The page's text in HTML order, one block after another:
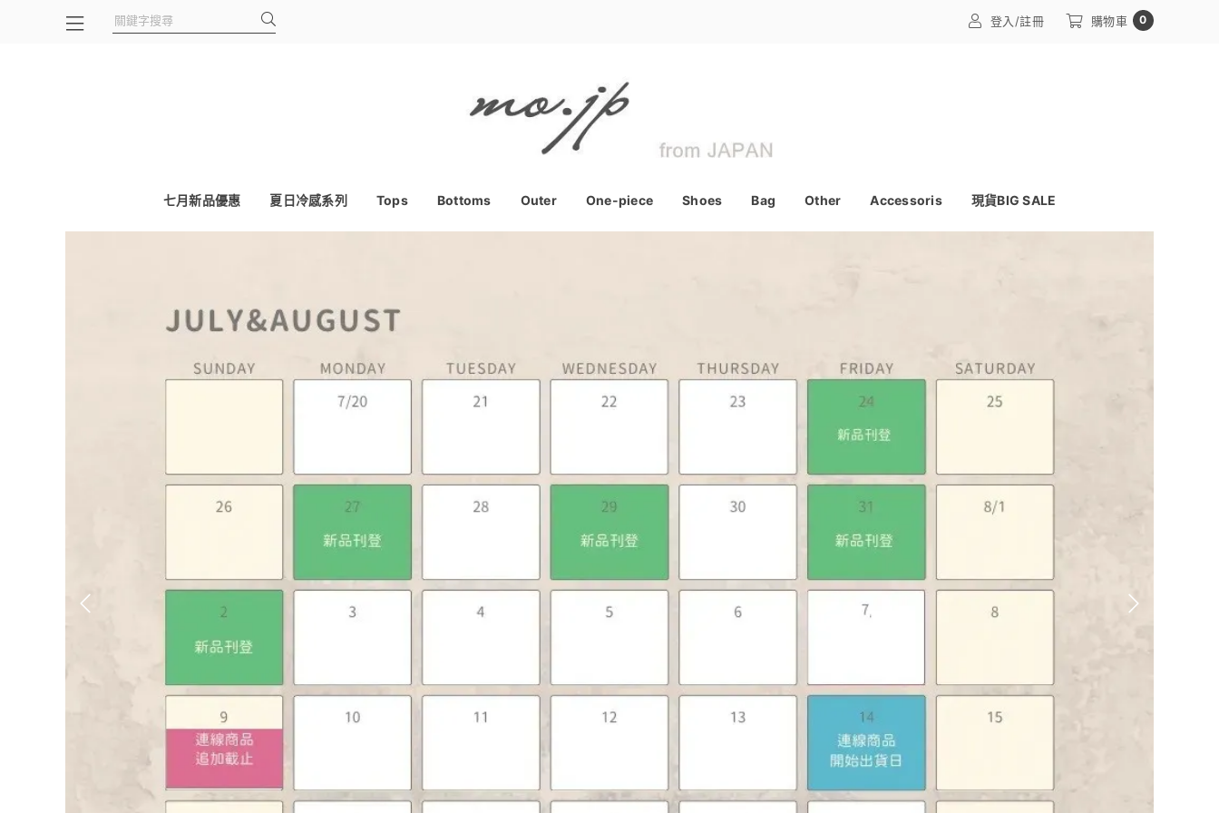
登入/註冊 購物車 0
七月新品優惠 夏日冷感系列 Tops Bottoms Outer One-piece Shoes Bag Other Accessoris 現貨BIG SALE